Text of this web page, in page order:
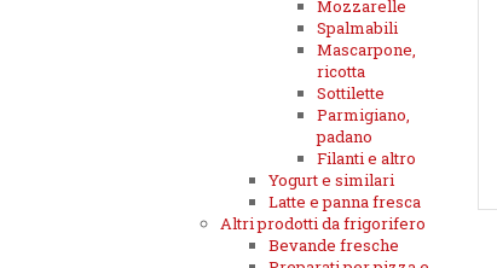
Mozzarelle
Spalmabili
Mascarpone,
ricotta
Sottilette
Parmigiano,
padano
Filanti e altro
Yogurt e similari
Latte e panna fresca
Altri prodotti da frigorifero
Bevande fresche